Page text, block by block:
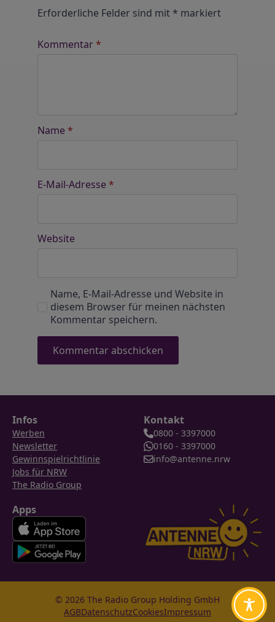
Erforderliche Felder sind mit * markiert
Kommentar*
Name *
E-Mail-Adresse *
Website
Name, E-Mail-Adresse und Website in
diesem Browser für meinen nächsten
Kommentar speichern.
Infos
Werben
Newsletter
Gewinnspielrichtlinie
Jobs für NRW
The Radio Group
Kontakt
0800 - 3397000
0160 - 3397000
info@antenne.nrw
Apps
© 2026 The Radio Group Holding GmbH
AGBDatenschutzCookiesImpressum